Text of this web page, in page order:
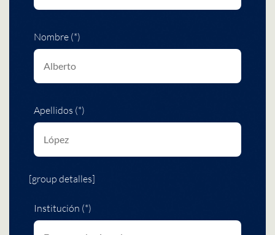
Nombre (*)
Apellidos (*)
[group detalles]
Institución (*)